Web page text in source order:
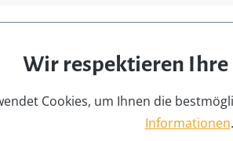
c/o Hubrig Volkskunst,
info@seiffen.com
Wir respektieren
Cookies, um Ihnen die
Informationen.